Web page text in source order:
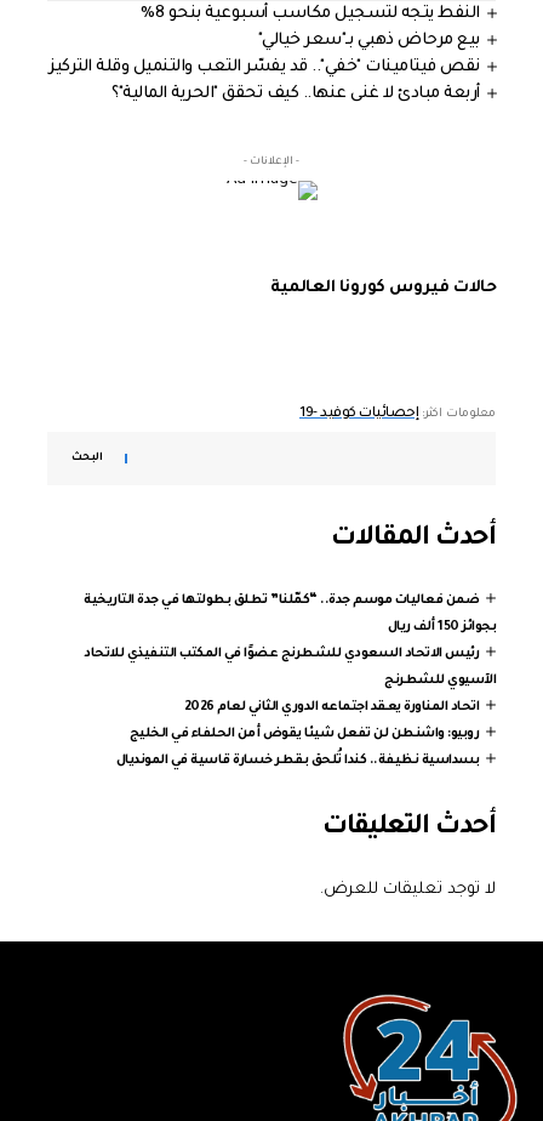
النفط يتجه لتسجيل مكاسب أسبوعية بنحو 8%
بيع مرحاض ذهبي بـ"سعر خيالي"
نقص فيتامينات "خفي".. قد يفسّر التعب والتنميل وقلة التركيز
أربعة مبادئ لا غنى عنها.. كيف تحقق "الحرية المالية"؟
- الإعلانات -
حالات فيروس كورونا العالمية
معلومات اكثر:إحصائيات كوفيد -19
البحث
أحدث المقالات
ضمن فعاليات موسم جدة.. “كمّلنا” تطلق بطولتها في جدة التاريخية
بجوائز 150 ألف ريال
رئيس الاتحاد السعودي للشطرنج عضوًا في المكتب التنفيذي للاتحاد
الآسيوي للشطرنج
اتحاد المناورة يعقد اجتماعه الدوري الثاني لعام 2026
روبيو: واشنطن لن تفعل شيئا يقوض أمن الحلفاء في الخليج
بسداسية نظيفة.. كندا تُلحق بقطر خسارة قاسية في المونديال
أحدث التعليقات
لا توجد تعليقات للعرض.